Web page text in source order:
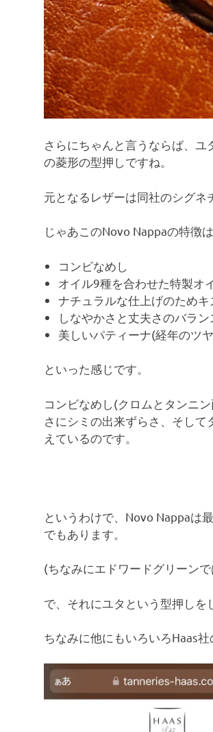
さらにちゃんと言うならば、
の菱形の型押しですね。
元となるレザーは同社のシグネ
じゃあこのNovo Nappaの特徴は
コンビなめし
オイル9種を合わせた特製オ
ナチュラルな仕上げのため
しなやかさと丈夫さのバラン
美しいパティーナ(経年のツ
といった感じです。
コンビなめし(クロムとタンニ
さにシミの出来ずらさ、そし
えているのです。
というわけで、Novo Nappaは
でもあります。
(ちなみにエドワードグリーン
で、それにユタという型押しを
ちなみに他にもいろいろHaas社